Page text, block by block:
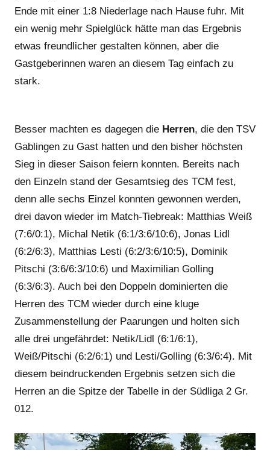
Ende mit einer 1:8 Niederlage nach Hause fuhr. Mit
ein wenig mehr Spielglück hätte man das Ergebnis
etwas freundlicher gestalten können, aber die
Gastgeberinnen waren an diesem Tag einfach zu
stark.
Besser machten es dagegen die Herren, die den TSV
Gablingen zu Gast hatten und den bisher höchsten
Sieg in dieser Saison feiern konnten. Bereits nach
den Einzeln stand der Gesamtsieg des TCM fest,
denn alle sechs Einzel konnten gewonnen werden,
drei davon wieder im Match-Tiebreak: Matthias Weiß
(7:6/0:1), Michal Netik (6:1/3:6/10:6), Jonas Lidl
(6:2/6:3), Matthias Lesti (6:2/3:6/10:5), Dominik
Pitschi (3:6/6:3/10:6) und Maximilian Golling
(6:3/6:3). Auch bei den Doppeln dominierten die
Herren des TCM wieder durch eine kluge
Zusammenstellung der Paarungen und holten sich
alle drei ungefährdet: Netik/Lidl (6:1/6:1),
Weiß/Pitschi (6:2/6:1) und Lesti/Golling (6:3/6:4). Mit
diesem beindruckenden Ergebnis setzen sich die
Herren an die Spitze der Tabelle in der Südliga 2 Gr.
012.